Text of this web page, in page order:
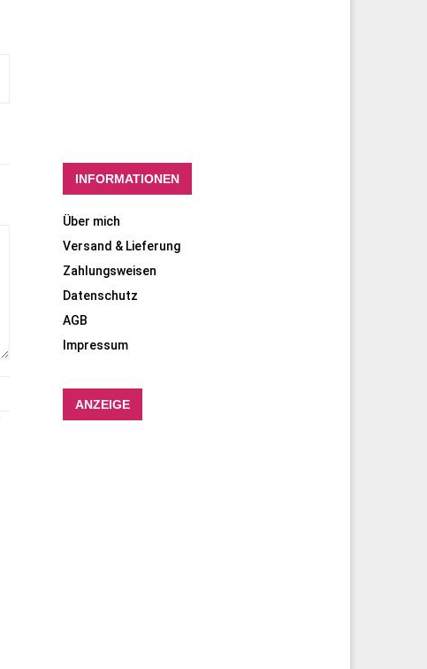
INFORMATIONEN
Über mich
Versand & Lieferung
Zahlungsweisen
Datenschutz
AGB
Impressum
ANZEIGE